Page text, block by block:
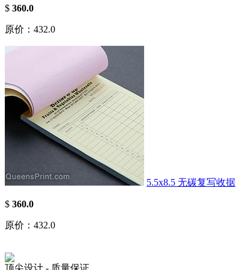
$ 360.0
原价：432.0
5.5x8.5 无碳复写收据
$ 360.0
原价：432.0
顶尖设计 - 质量保证